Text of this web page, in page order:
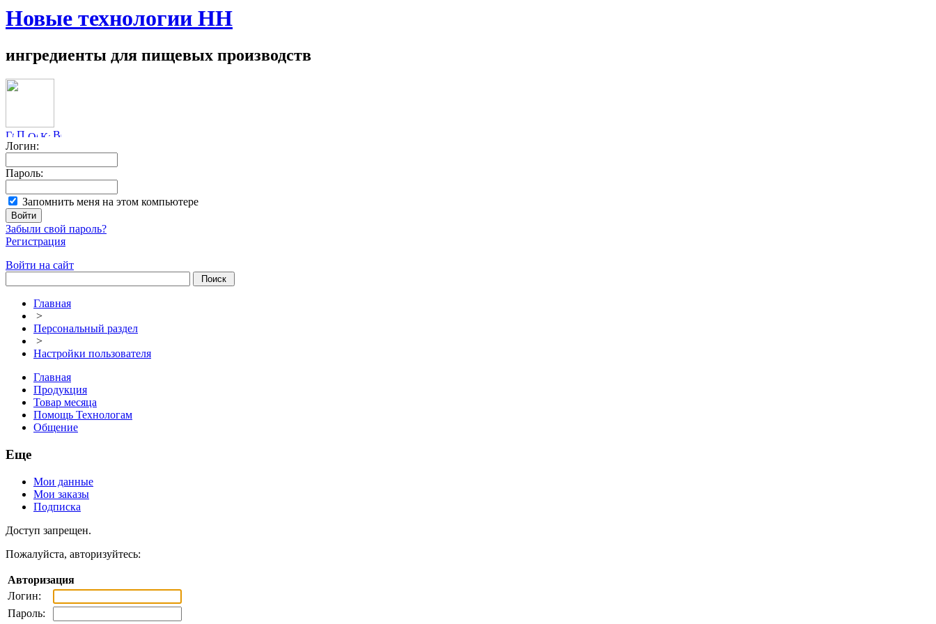
Новые технологии НН
ингредиенты для пищевых производств
Логин:
Пароль:
Запомнить меня на этом компьютере
Забыли свой пароль?
Регистрация
Войти на сайт
Главная
>
Персональный раздел
>
Настройки пользователя
Главная
Продукция
Товар месяца
Помощь Технологам
Общение
Еще
Мои данные
Мои заказы
Подписка
Доступ запрещен.
Пожалуйста, авторизуйтесь:
Авторизация
Логин:
Пароль: